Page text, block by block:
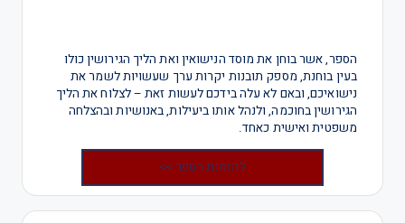
הספר, אשר בוחן את מוסד הנישואין ואת הליך הגירושין כולו
בעין בוחנת, מספק תובנות יקרות ערך שעשויות לשמר את
נישואיכם, ובאם לא עלה בידכם לעשות זאת – לצלוח את הליך
הגירושין בחוכמה, ולנהל אותו ביעילות, באנושיות ובהצלחה
משפטית ואישית כאחד.
להזמנת הספר >>